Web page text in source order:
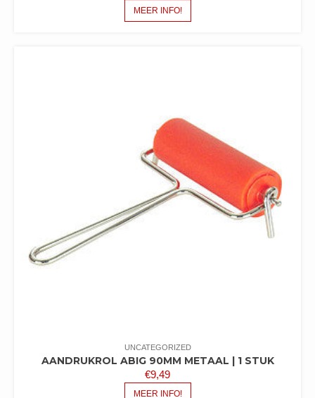
MEER INFO!
UNCATEGORIZED
AANDRUKROL ABIG 90MM METAAL | 1 STUK
€9,49
MEER INFO!